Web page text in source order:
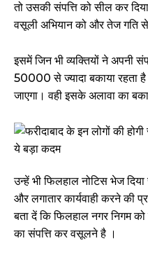
तो उसकी संपत्ति को सील कर
वसूली अभियान को और तेज गति
इसमें जिन भी व्यक्तियों ने अपनी
₹50000 से ज्यादा बकाया रहता
जाएगा। वही इसके अलावा का
उन्हें भी फिलहाल नोटिस भेज दिया
और लगातार कार्यवाही करने की
बता दें कि फिलहाल नगर निगम
का संपत्ति कर वसूलने है ।